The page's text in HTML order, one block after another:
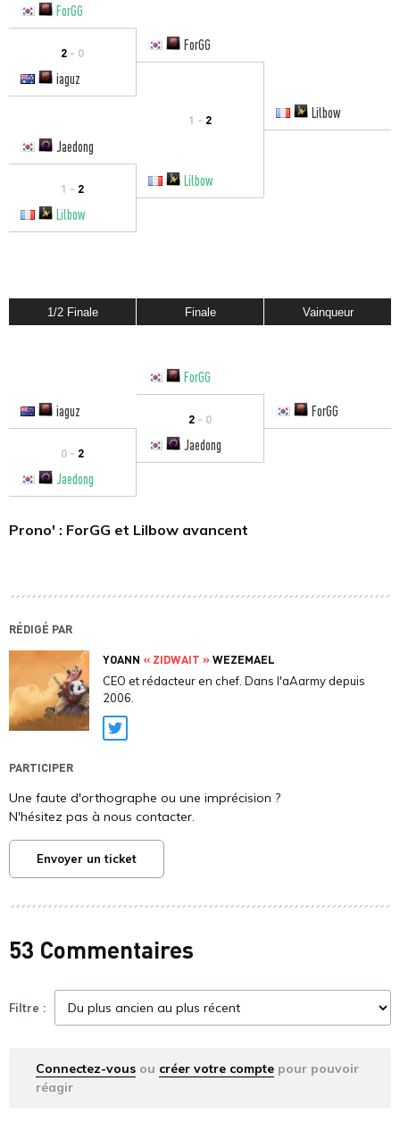
ForGG
2 - 0
ForGG
iaguz
1 - 2
Lilbow
Jaedong
1 - 2
Lilbow
Lilbow
1/2 Finale Finale Vainqueur
ForGG
iaguz
2 - 0 ForGG
0 - 2
Jaedong
Jaedong
Prono' : ForGG et Lilbow avancent
RÉDIGÉ PAR
YOANN « ZIDWAIT »WEZEMAEL
CEO et rédacteur en chef. Dans l'aAarmy depuis
2006.
Twitter
PARTICIPER
Une faute d'orthographe ou une imprécision ?
N'hésitez pas à nous contacter.
Envoyer un ticket
53 Commentaires
Filtre :
Connectez-vous ou créer votre compte pour pouvoir
réagir